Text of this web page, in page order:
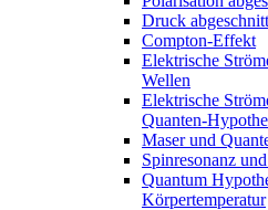
Druck
Compton-Effekt
Elektrische
Wellen
Elektrische
Quanten-
Maser und
Spinresonanz
Quantum
Körpertemperatur